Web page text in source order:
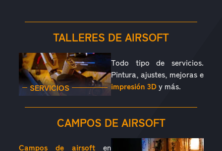
TALLERES DE AIRSOFT
SERVICIOS
Todo tipo de servicios.
Pintura, ajustes, mejoras e
impresión 3D y más.
CAMPOS DE AIRSOFT
Campos de airsoften